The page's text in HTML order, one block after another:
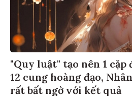
"Quy luật" tạo nên 1 cặp
12 cung hoàng đạo,
rất bất ngờ với kết quả